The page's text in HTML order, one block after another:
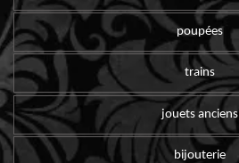
poupées
trains
jouets anciens
bijouterie